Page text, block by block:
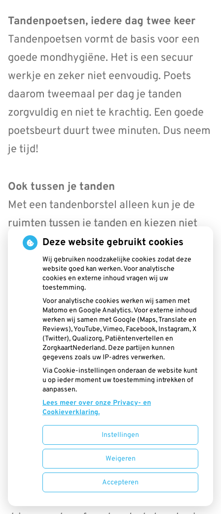
Tandenpoetsen, iedere dag twee keer
Tandenpoetsen vormt de basis voor een
goede mondhygiëne. Het is een secuur
werkje en zeker niet eenvoudig. Poets
daarom tweemaal per dag je tanden
zorgvuldig en niet te krachtig. Een goede
poetsbeurt duurt twee minuten. Dus neem
je tijd!
Ook tussen je tanden
Met een tandenborstel alleen kun je de
ruimten tussen je tanden en kiezen niet
altijd goed schoonmaken. Het maakt
hierbij niet uit of je een handtandenborstel
of een elektrische tandenborstel gebruikt.
Met geen enkele tandenborstel kom je er
goed tussen. Je tandarts of mondhygiënist
kan je adviseren de ruimten tussen je
tanden en kiezen eenmaal per dag te
reinigen met ragers, flossdraad of
tandenstokers. Vraag je behandelaar welk
hulpmiddel het beste bij je past en hoe je
het moet gebruiken.
Kies een goede tandenborstel
Kies een zachte borstel met een kleine
Deze website gebruikt cookies
Wij gebruiken noodzakelijke cookies zodat deze
website goed kan werken. Voor analytische
cookies en externe inhoud vragen wij uw
toestemming.
Voor analytische cookies werken wij samen met
Matomo en Google Analytics. Voor externe inhoud
werken wij samen met Google (Maps, Translate en
Reviews), YouTube, Vimeo, Facebook, Instagram, X
(Twitter), Qualizorg, Patiëntenvertellen en
ZorgkaartNederland. Deze partijen kunnen
gegevens zoals uw IP-adres verwerken.
Via Cookie-instellingen onderaan de website kunt
u op ieder moment uw toestemming intrekken of
aanpassen.
Lees meer over onze Privacy- en
Cookieverklaring.
Instellingen
Weigeren
Accepteren